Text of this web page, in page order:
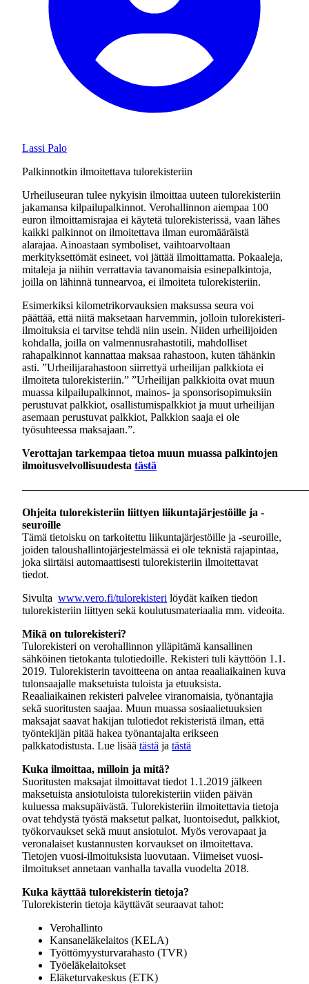
Lassi Palo
Palkinnotkin ilmoitettava tulorekisteriin
Urheiluseuran tulee nykyisin ilmoittaa uuteen tulorekisteriin
jakamansa kilpailupalkinnot. Verohallinnon aiempaa 100
euron ilmoittamisrajaa ei käytetä tulorekisterissä, vaan lähes
kaikki palkinnot on ilmoitettava ilman euromääräistä
alarajaa. Ainoastaan symboliset, vaihtoarvoltaan
merkityksettömät esineet, voi jättää ilmoittamatta. Pokaaleja,
mitaleja ja niihin verrattavia tavanomaisia esinepalkintoja,
joilla on lähinnä tunnearvoa, ei ilmoiteta tulorekisteriin.
Esimerkiksi kilometrikorvauksien maksussa seura voi
päättää, että niitä maksetaan harvemmin, jolloin tulorekisteri-
ilmoituksia ei tarvitse tehdä niin usein. Niiden urheilijoiden
kohdalla, joilla on valmennusrahastotili, mahdolliset
rahapalkinnot kannattaa maksaa rahastoon, kuten tähänkin
asti. ”Urheilijarahastoon siirrettyä urheilijan palkkiota ei
ilmoiteta tulorekisteriin.” ”Urheilijan palkkioita ovat muun
muassa kilpailupalkinnot, mainos- ja sponsorisopimuksiin
perustuvat palkkiot, osallistumispalkkiot ja muut urheilijan
asemaan perustuvat palkkiot, Palkkion saaja ei ole
työsuhteessa maksajaan.”.
Verottajan tarkempaa tietoa muun muassa palkintojen
ilmoitusvelvollisuudesta tästä
Ohjeita tulorekisteriin liittyen liikuntajärjestöille ja -
seuroille
Tämä tietoisku on tarkoitettu liikuntajärjestöille ja -seuroille,
joiden taloushallintojärjestelmässä ei ole teknistä rajapintaa,
joka siirtäisi automaattisesti tulorekisteriin ilmoitettavat
tiedot.
Sivulta www.vero.fi/tulorekisteri löydät kaiken tiedon
tulorekisteriin liittyen sekä koulutusmateriaalia mm. videoita.
Mikä on tulorekisteri?
Tulorekisteri on verohallinnon ylläpitämä kansallinen
sähköinen tietokanta tulotiedoille. Rekisteri tuli käyttöön 1.1.
2019. Tulorekisterin tavoitteena on antaa reaaliaikainen kuva
tulonsaajalle maksetuista tuloista ja etuuksista.
Reaaliaikainen rekisteri palvelee viranomaisia, työnantajia
sekä suoritusten saajaa. Muun muassa sosiaalietuuksien
maksajat saavat hakijan tulotiedot rekisteristä ilman, että
työntekijän pitää hakea työnantajalta erikseen
palkkatodistusta. Lue lisää tästä ja tästä
Kuka ilmoittaa, milloin ja mitä?
Suoritusten maksajat ilmoittavat tiedot 1.1.2019 jälkeen
maksetuista ansiotuloista tulorekisteriin viiden päivän
kuluessa maksupäivästä. Tulorekisteriin ilmoitettavia tietoja
ovat tehdystä työstä maksetut palkat, luontoisedut, palkkiot,
työkorvaukset sekä muut ansiotulot. Myös verovapaat ja
veronalaiset kustannusten korvaukset on ilmoitettava.
Tietojen vuosi-ilmoituksista luovutaan. Viimeiset vuosi-
ilmoitukset annetaan vanhalla tavalla vuodelta 2018.
Kuka käyttää tulorekisterin tietoja?
Tulorekisterin tietoja käyttävät seuraavat tahot:
Verohallinto
Kansaneläkelaitos (KELA)
Työttömyysturvarahasto (TVR)
Työeläkelaitokset
Eläketurvakeskus (ETK)